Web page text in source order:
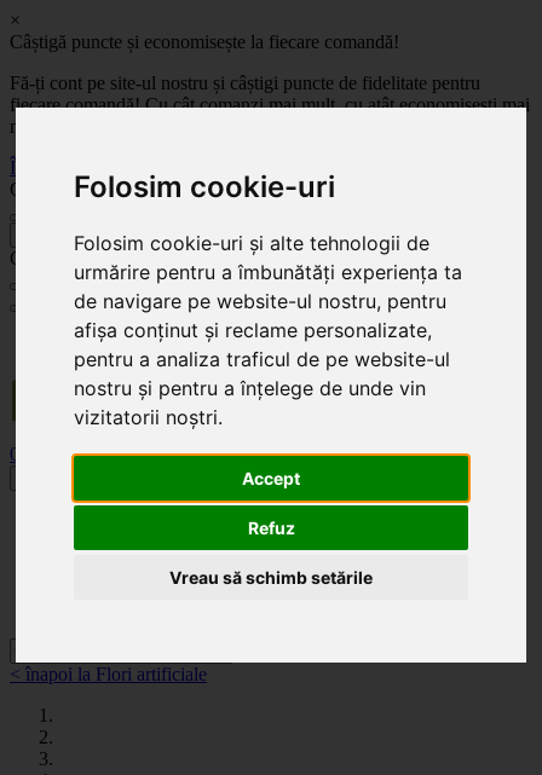
Folosim cookie-uri
Folosim cookie-uri și alte tehnologii de
urmărire pentru a îmbunătăți experiența ta
de navigare pe website-ul nostru, pentru
afișa conținut și reclame personalizate,
pentru a analiza traficul de pe website-ul
nostru și pentru a înțelege de unde vin
vizitatorii noștri.
Accept
Refuz
Vreau să schimb setările
×
Câștigă puncte și economisește la fiecare comandă!
Fă-ți cont pe site-ul nostru și câștigi puncte de fidelitate pentru
fiecare comandă! Cu cât comanzi mai mult, cu atât economisești mai
mult!
Înregistrează-te acum
Celoplast
Celoplast
Transportul este GRATUIT pentru comenzile mai mari de 350 Lei. Comanda minimă în
valoare de 100 Lei. Expediere în 1 - 2 zile lucrătoare.
0
< înapoi la Flori artificiale